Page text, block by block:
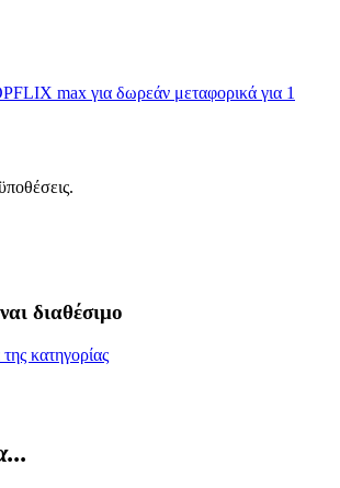
max για δωρεάν μεταφορικά για 1
διαθέσιμο
κατηγορίας